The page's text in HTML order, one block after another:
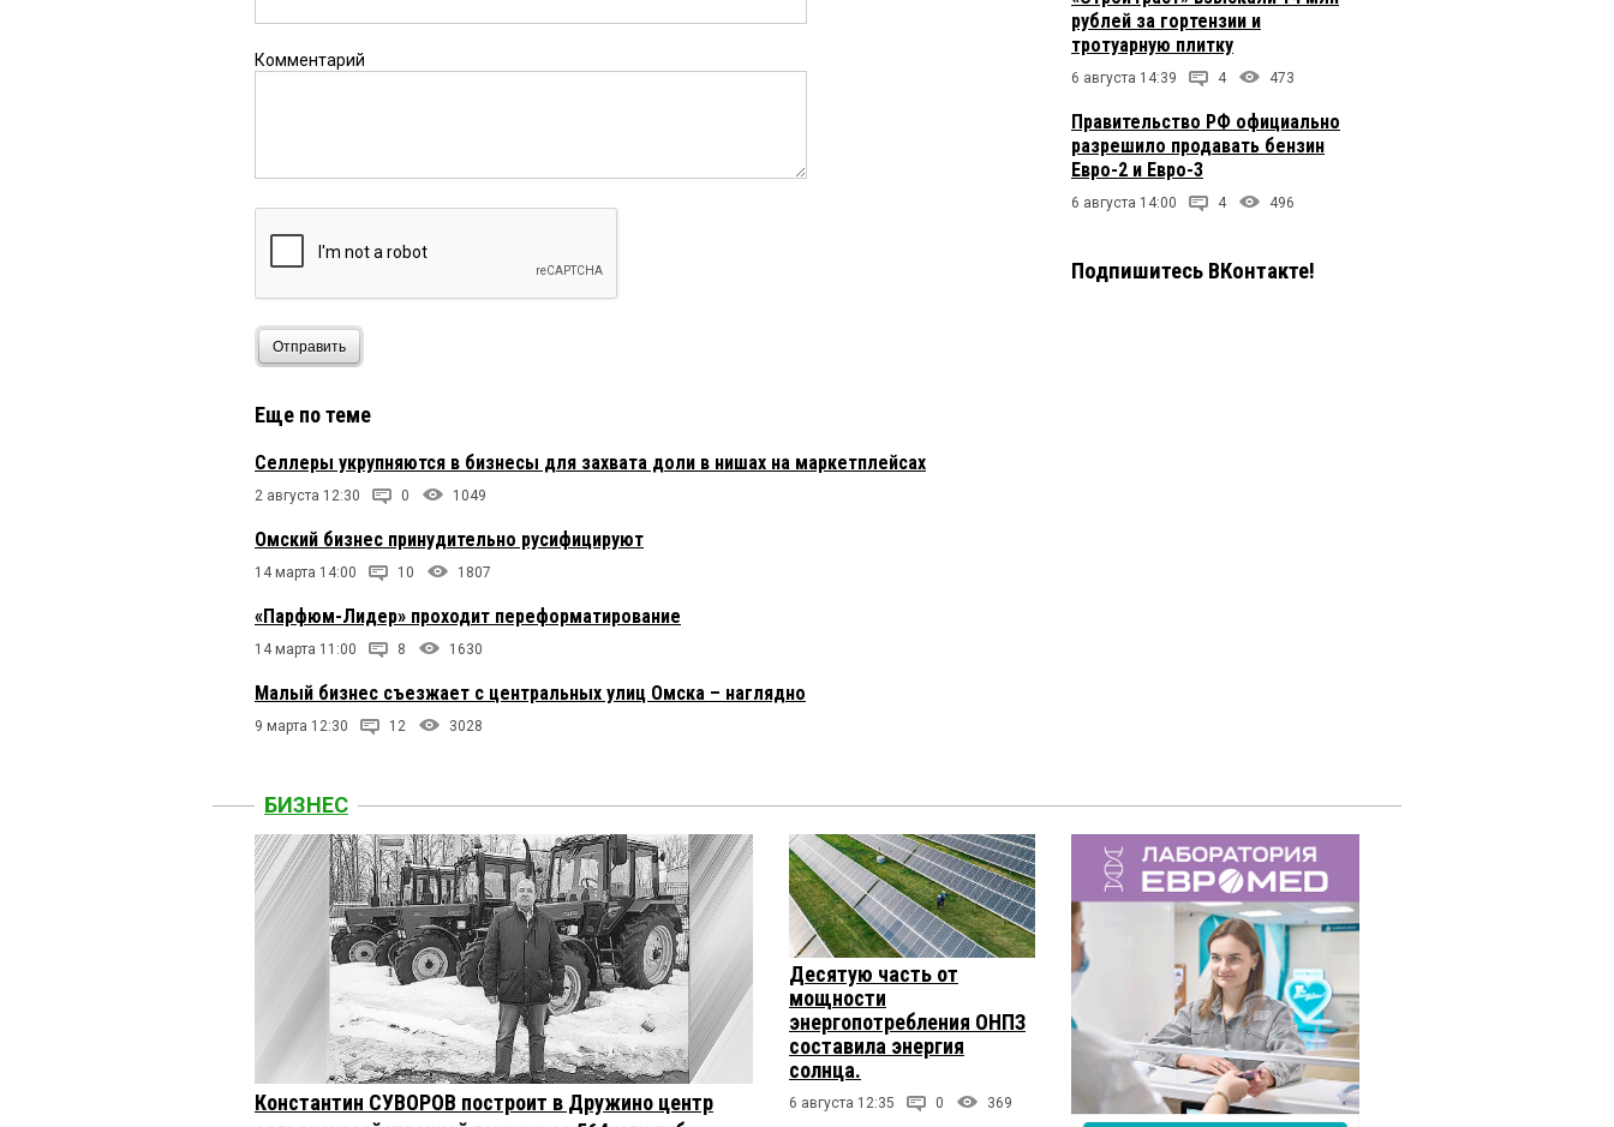
Комментарий
Отправить
Еще по теме
Селлеры укрупняются в бизнесы для захвата доли в нишах на маркетплейсах
2 августа 12:30 0 1049
Омский бизнес принудительно русифицируют
14 марта 14:00 10 1807
«Парфюм-Лидер» проходит переформатирование
14 марта 11:00 8 1630
Малый бизнес съезжает с центральных улиц Омска – наглядно
9 марта 12:30 12 3028
рублей за гортензии и
тротуарную плитку
6 августа 14:39 4 473
Правительство РФ официально
разрешило продавать бензин
Евро-2 и Евро-3
6 августа 14:00 4 496
Подпишитесь ВКонтакте!
БИЗНЕС
Константин СУВОРОВ построит в Дружино центр
Десятую часть от
мощности
энергопотребления ОНПЗ
составила энергия
солнца.
6 августа 12:35 0 369